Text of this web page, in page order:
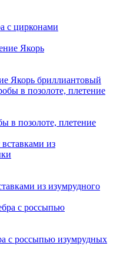
с цирконами
Якорь бриллиантовый
в позолоте, плетение
из изумрудного
с россыпью изумрудных